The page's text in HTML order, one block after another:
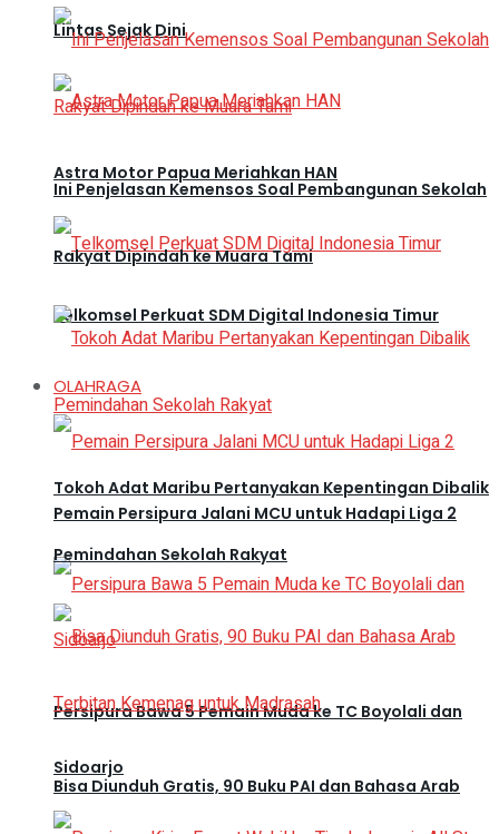
Lintas Sejak Dini
Astra Motor Papua Meriahkan HAN
Telkomsel Perkuat SDM Digital Indonesia Timur
OLAHRAGA
Pemain Persipura Jalani MCU untuk Hadapi Liga 2
Persipura Bawa 5 Pemain Muda ke TC Boyolali dan
Sidoarjo
Ini Penjelasan Kemensos Soal Pembangunan Sekolah
Rakyat Dipindah ke Muara Tami
Tokoh Adat Maribu Pertanyakan Kepentingan Dibalik
Pemindahan Sekolah Rakyat
Bisa Diunduh Gratis, 90 Buku PAI dan Bahasa Arab